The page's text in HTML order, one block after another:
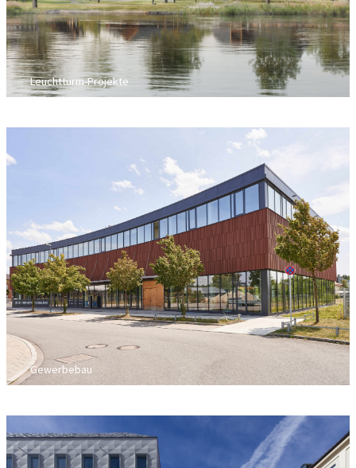
Leuchtturm-Projekte
Gewerbebau